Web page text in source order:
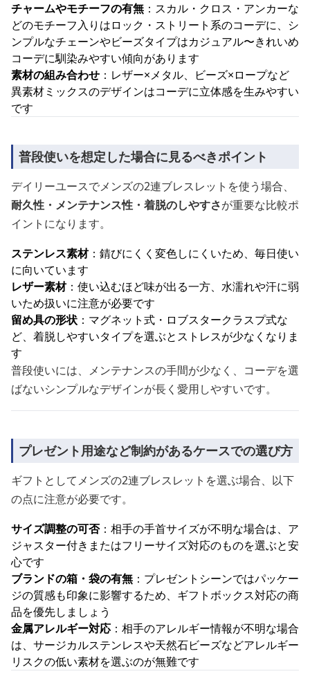
チャームやモチーフの有無 ：スカル・クロス・アンカーな
どのモチーフ入りはロック・ストリート系のコーデに、シ
ンプルなチェーンやビーズタイプはカジュアル〜きれいめ
コーデに馴染みやすい傾向があります
素材の組み合わせ ：レザー×メタル、ビーズ×ロープなど
異素材ミックスのデザインはコーデに立体感を生みやすい
です
普段使いを想定した場合に見るべきポイント
デイリーユースでメンズの2連ブレスレットを使う場合、
耐久性・メンテナンス性・着脱のしやすさが重要な比較ポ
イントになります。
ステンレス素材：錆びにくく変色しにくいため、毎日使い
に向いています
レザー素材：使い込むほど味が出る一方、水濡れや汗に弱
いため扱いに注意が必要です
留め具の形状 ：マグネット式・ロブスタークラスプ式な
ど、着脱しやすいタイプを選ぶとストレスが少なくなりま
す
普段使いには、メンテナンスの手間が少なく、コーデを選
ばないシンプルなデザインが長く愛用しやすいです。
プレゼント用途など制約があるケースでの選び方
ギフトとしてメンズの2連ブレスレットを選ぶ場合、以下
の点に注意が必要です。
サイズ調整の可否：相手の手首サイズが不明な場合は、ア
ジャスター付きまたはフリーサイズ対応のものを選ぶと安
心です
ブランドの箱・袋の有無 ：プレゼントシーンではパッケー
ジの質感も印象に影響するため、ギフトボックス対応の商
品を優先しましょう
金属アレルギー対応 ：相手のアレルギー情報が不明な場合
は、サージカルステンレスや天然石ビーズなどアレルギー
リスクの低い素材を選ぶのが無難です